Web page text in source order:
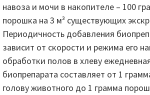
навоза и мочи в накопителе – 100
порошка на 3 м³ существующих
Периодичность добавления
зависит от скорости и режима его
обработки полов в хлеву
биопрепарата составляет от 1
голову животного до 1 грамма